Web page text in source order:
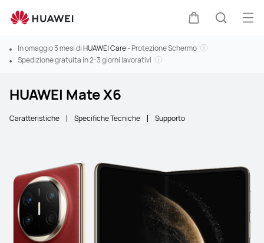
In omaggio 3 mesi diHUAWEI Care- Protezione Schermo
Spedizione gratuita in 2-3 giorni lavorativi
HUAWEI Mate X6
Caratteristiche Specifiche Tecniche Supporto